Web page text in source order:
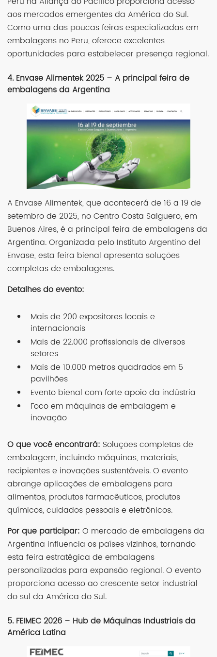
aos mercados emergentes da América do Sul.
Como uma das poucas feiras especializadas em
embalagens no Peru, oferece excelentes
oportunidades para estabelecer presença regional.
4. Envase Alimentek 2025 – A principal feira de
embalagens da Argentina
A Envase Alimentek, que acontecerá de 16 a 19 de
setembro de 2025, no Centro Costa Salguero, em
Buenos Aires, é a principal feira de embalagens da
Argentina. Organizada pelo Instituto Argentino del
Envase, esta feira bienal apresenta soluções
completas de embalagens.
Detalhes do evento:
Mais de 200 expositores locais e
internacionais
Mais de 22.000 profissionais de diversos
setores
Mais de 10.000 metros quadrados em 5
pavilhões
Evento bienal com forte apoio da indústria
Foco em máquinas de embalagem e
inovação
O que você encontrará: Soluções completas de
embalagem, incluindo máquinas, materiais,
recipientes e inovações sustentáveis. O evento
abrange aplicações de embalagens para
alimentos, produtos farmacêuticos, produtos
químicos, cuidados pessoais e eletrônicos.
Por que participar: O mercado de embalagens da
Argentina influencia os países vizinhos, tornando
esta feira estratégica de embalagens
personalizadas para expansão regional. O evento
proporciona acesso ao crescente setor industrial
do sul da América do Sul.
5. FEIMEC 2026 – Hub de Máquinas Industriais da
América Latina